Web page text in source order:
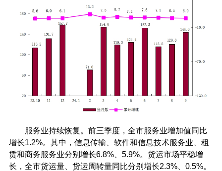
服务业持续恢复。前三季度，全市服务业增加值同比
增长1.2%。其中，信息传输、软件和信息技术服务业、租
赁和商务服务业分别增长6.8%、5.9%。货运市场平稳增
长，全市货运量、货运周转量同比分别增长2.3%、0.5%。